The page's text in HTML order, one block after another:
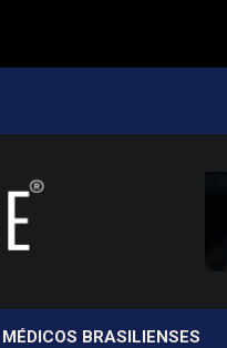
MÉDICOS BRASILIENSES